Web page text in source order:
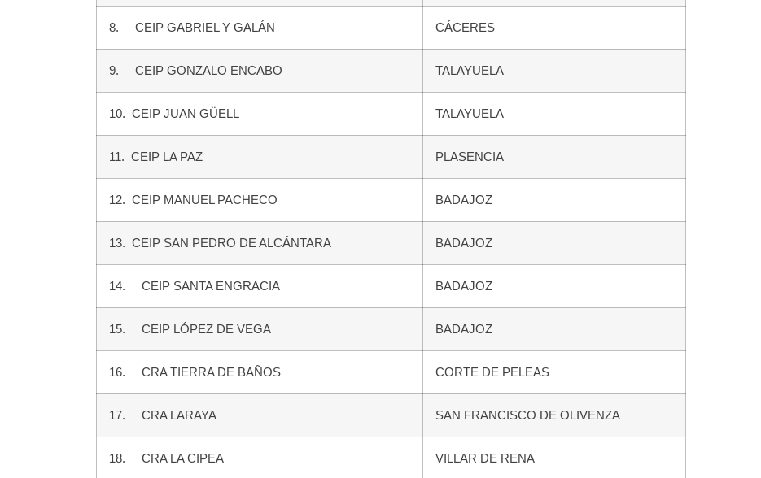
8. CEIP GABRIEL Y GALÁN CÁCERES
9. CEIP GONZALO ENCABO TALAYUELA
10. CEIP JUAN GÜELL TALAYUELA
11. CEIP LA PAZ PLASENCIA
12. CEIP MANUEL PACHECO BADAJOZ
13. CEIP SAN PEDRO DE ALCÁNTARA BADAJOZ
14. CEIP SANTA ENGRACIA BADAJOZ
15. CEIP LÓPEZ DE VEGA BADAJOZ
16. CRA TIERRA DE BAÑOS CORTE DE PELEAS
17. CRA LARAYA SAN FRANCISCO DE OLIVENZA
18. CRA LA CIPEA VILLAR DE RENA